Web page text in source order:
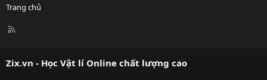
Trang chủ
R
Zix.vn - Học Vật lí Online chất lượng cao